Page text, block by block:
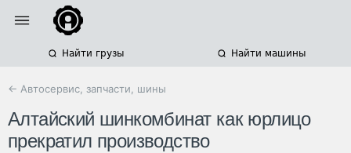
Найти грузы Найти машины
← Автосервис, запчасти, шины
Алтайский шинкомбинат как юрлицо
прекратил производство